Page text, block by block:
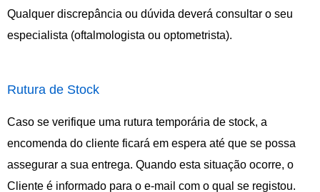
Qualquer discrepância ou dúvida deverá consultar o seu
especialista (oftalmologista ou optometrista).
Rutura de Stock
Caso se verifique uma rutura temporária de stock, a
encomenda do cliente ficará em espera até que se possa
assegurar a sua entrega. Quando esta situação ocorre, o
Cliente é informado para o e-mail com o qual se registou.